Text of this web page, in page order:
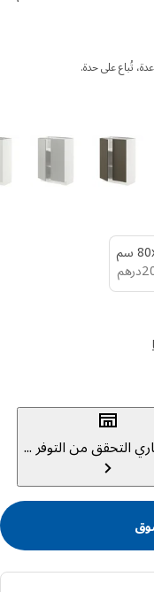
على حدة.
درهم 205
من التوفر ...